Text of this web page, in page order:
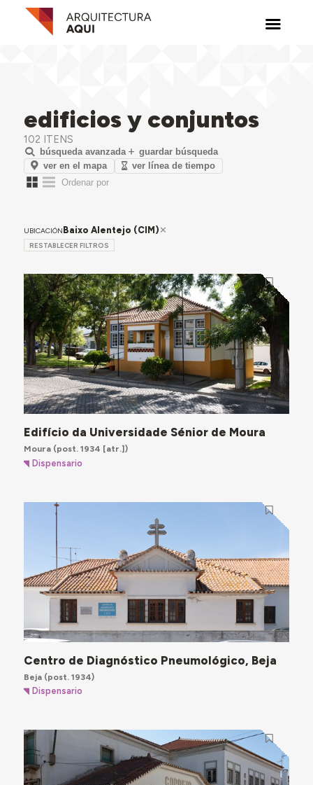
edificios y conjuntos
102 ITENS
búsqueda avanzada
guardar búsqueda
ver en el mapa
ver línea de tiempo
UBICACIÓNBaixo Alentejo (CIM)
RESTABLECER FILTROS
Edifício da Universidade Sénior de Moura
Moura(post. 1934 [atr.])
Dispensario
Centro de Diagnóstico Pneumológico, Beja
Beja(post. 1934)
Dispensario